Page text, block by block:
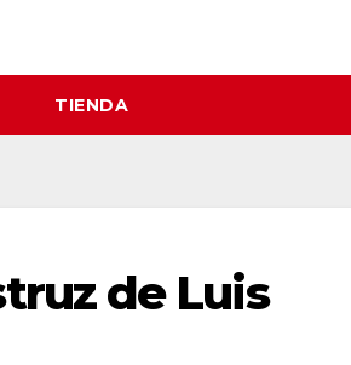
TIENDA
de Luis